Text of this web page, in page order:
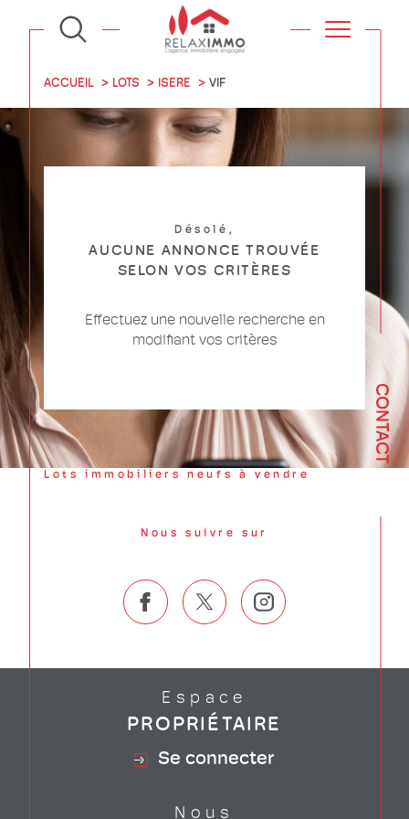
CONTACT
ACCUEIL LOTS ISERE VIF
Désolé,
AUCUNE ANNONCE TROUVÉE
SELON VOS CRITÈRES
Effectuez une nouvelle recherche en
modifiant vos critères
Lots immobiliers neufs à vendre
Nous suivre sur
Espace
PROPRIÉTAIRE
Se connecter
Nous